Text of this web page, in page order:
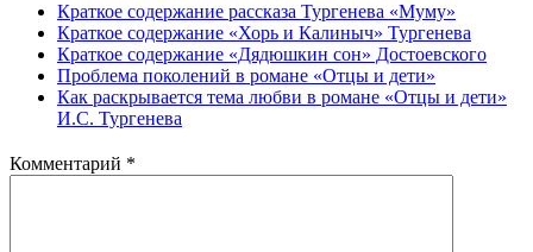
Краткое содержание рассказа Тургенева «Муму»
Краткое содержание «Хорь и Калиныч» Тургенева
Краткое содержание «Дядюшкин сон» Достоевского
Проблема поколений в романе «Отцы и дети»
Как раскрывается тема любви в романе «Отцы и дети»
И.С. Тургенева
Комментарий *